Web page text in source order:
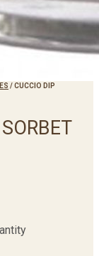
/CUCCIO DIP